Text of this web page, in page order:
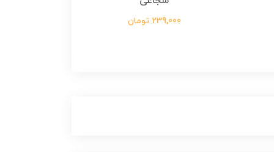
239,000 تومان